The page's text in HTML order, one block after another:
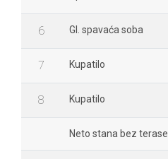
6 Gl. spavaća soba
7 Kupatilo
8 Kupatilo
Neto stana bez terase